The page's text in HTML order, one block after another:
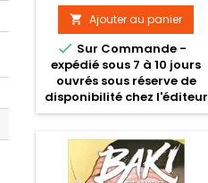
 Ajouter au panier
 Sur Commande -
expédié sous 7 à 10 jours
ouvrés sous réserve de
disponibilité chez l'éditeur